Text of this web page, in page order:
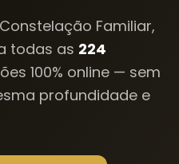
Familiar,
todas as 224
100% online — sem
profundidade e